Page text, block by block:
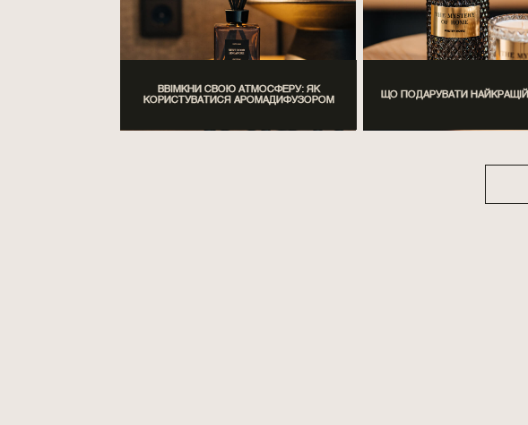
ВВІМКНИ СВОЮ АТМОСФЕРУ: ЯК
КОРИСТУВАТИСЯ АРОМАДИФУЗОРОМ
ЩО ПОДАРУВАТИ